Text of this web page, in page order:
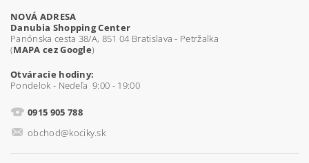
NOVÁ ADRESA
Danubia Shopping Center
Panónska cesta 38/A, 851 04 Bratislava - Petržalka
(MAPA cez Google)
Otváracie hodiny:
Pondelok - Nedeľa 9:00 - 19:00
0915 905 788
obchod@kociky.sk